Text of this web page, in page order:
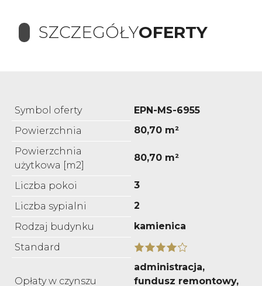
SZCZEGÓŁYOFERTY
Symbol oferty
EPN-MS-6955
Powierzchnia
80,70 m²
Powierzchnia
użytkowa [m2]
80,70 m²
Liczba pokoi
3
Liczba sypialni
2
Rodzaj budynku
kamienica
Standard
Opłaty w czynszu
administracja,
fundusz remontowy,